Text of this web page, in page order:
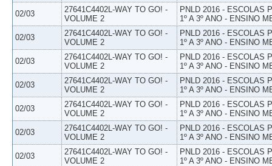
02/03
27641C4402L-WAY TO GO! -
VOLUME 2
PNLD 2016 - ESCOLAS
1º A 3º ANO - ENSINO
02/03
27641C4402L-WAY TO GO! -
VOLUME 2
PNLD 2016 - ESCOLAS
1º A 3º ANO - ENSINO
02/03
27641C4402L-WAY TO GO! -
VOLUME 2
PNLD 2016 - ESCOLAS
1º A 3º ANO - ENSINO
02/03
27641C4402L-WAY TO GO! -
VOLUME 2
PNLD 2016 - ESCOLAS
1º A 3º ANO - ENSINO
02/03
27641C4402L-WAY TO GO! -
VOLUME 2
PNLD 2016 - ESCOLAS
1º A 3º ANO - ENSINO
02/03
27641C4402L-WAY TO GO! -
VOLUME 2
PNLD 2016 - ESCOLAS
1º A 3º ANO - ENSINO
02/03
27641C4402L-WAY TO GO! -
VOLUME 2
PNLD 2016 - ESCOLAS
1º A 3º ANO - ENSINO